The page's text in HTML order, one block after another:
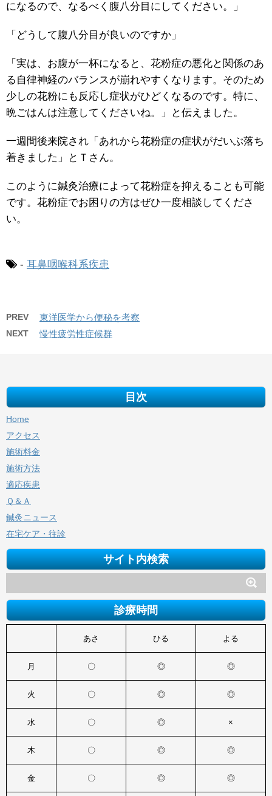
になるので、なるべく腹八分目にしてください。」
「どうして腹八分目が良いのですか」
「実は、お腹が一杯になると、花粉症の悪化と関係のあ
る自律神経のバランスが崩れやすくなります。そのため
少しの花粉にも反応し症状がひどくなるのです。特に、
晩ごはんは注意してくださいね。」と伝えました。
一週間後来院され「あれから花粉症の症状がだいぶ落ち
着きました」とＴさん。
このように鍼灸治療によって花粉症を抑えることも可能
です。花粉症でお困りの方はぜひ一度相談してくださ
い。
- 耳鼻咽喉科系疾患
PREV 東洋医学から便秘を考察
NEXT 慢性疲労性症候群
目次
Home
アクセス
施術料金
施術方法
適応疾患
Ｑ＆Ａ
鍼灸ニュース
在宅ケア・往診
サイト内検索
診療時間
あさ ひる よる
月 〇 ◎ ◎
火 〇 ◎ ◎
水 〇 ◎ ×
木 〇 ◎ ◎
金 〇 ◎ ◎